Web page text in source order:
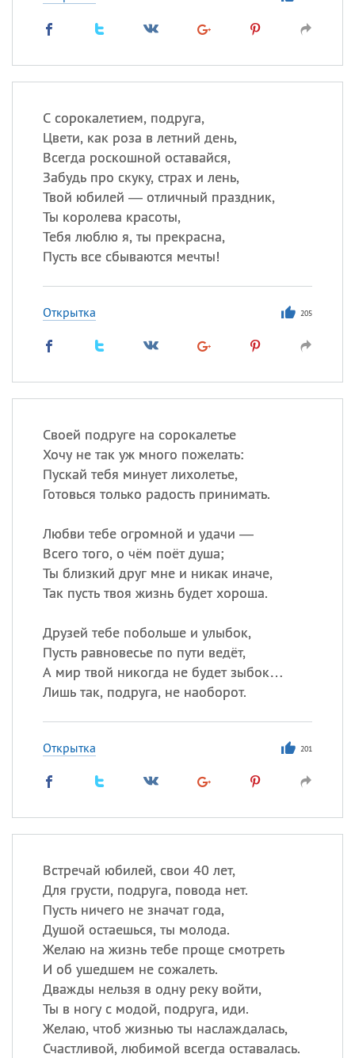
С сорокалетием, подруга,
Цвети, как роза в летний день,
Всегда роскошной оставайся,
Забудь про скуку, страх и лень,
Твой юбилей — отличный праздник,
Ты королева красоты,
Тебя люблю я, ты прекрасна,
Пусть все сбываются мечты!
Открытка 205
Своей подруге на сорокалетье
Хочу не так уж много пожелать:
Пускай тебя минует лихолетье,
Готовься только радость принимать.
Любви тебе огромной и удачи —
Всего того, о чём поёт душа;
Ты близкий друг мне и никак иначе,
Так пусть твоя жизнь будет хороша.
Друзей тебе побольше и улыбок,
Пусть равновесье по пути ведёт,
А мир твой никогда не будет зыбок…
Лишь так, подруга, не наоборот.
Открытка 201
Встречай юбилей, свои 40 лет,
Для грусти, подруга, повода нет.
Пусть ничего не значат года,
Душой остаешься, ты молода.
Желаю на жизнь тебе проще смотреть
И об ушедшем не сожалеть.
Дважды нельзя в одну реку войти,
Ты в ногу с модой, подруга, иди.
Желаю, чтоб жизнью ты наслаждалась,
Счастливой, любимой всегда оставалась.